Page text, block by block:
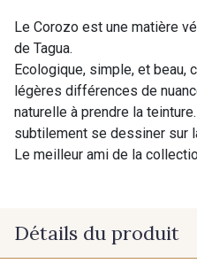
Le Corozo est une matière
de Tagua.
Ecologique, simple, et beau,
légères différences de
naturelle à prendre la
subtilement se dessiner sur
Le meilleur ami de la
Détails du produit